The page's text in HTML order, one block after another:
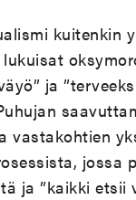
kuitenkin
ja
vastakohtien
jossa
ja ”kaikki etsii